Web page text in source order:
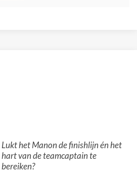
Lukt het Manon de finishlijn én het
hart van de teamcaptain te
bereiken?